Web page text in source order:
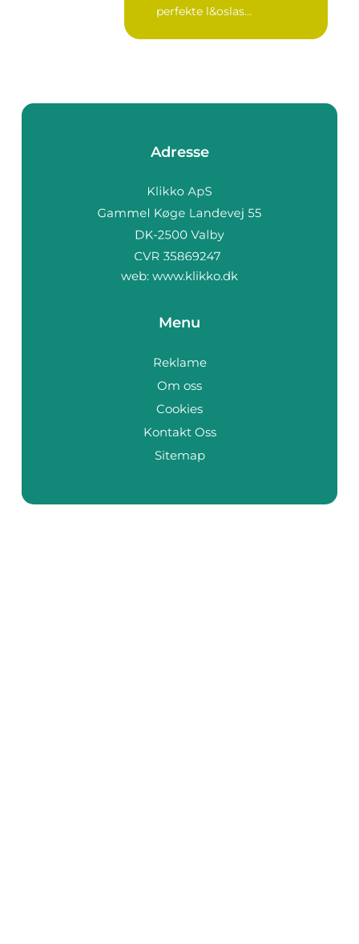
perfekte l&oslas...
Adresse
web: www.klikko.dk
Menu
Reklame
Om oss
Cookies
Kontakt Oss
Sitemap